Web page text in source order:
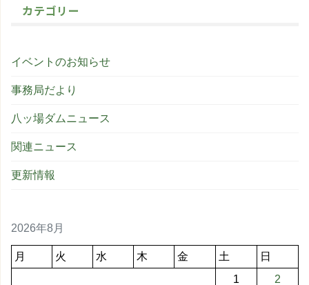
カテゴリー
イベントのお知らせ
事務局だより
八ッ場ダムニュース
関連ニュース
更新情報
2026年8月
月 火 水 木 金 土
日
1
2